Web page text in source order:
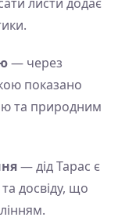
— через
показано
та природним
— дід Тарас є
досвіду, що